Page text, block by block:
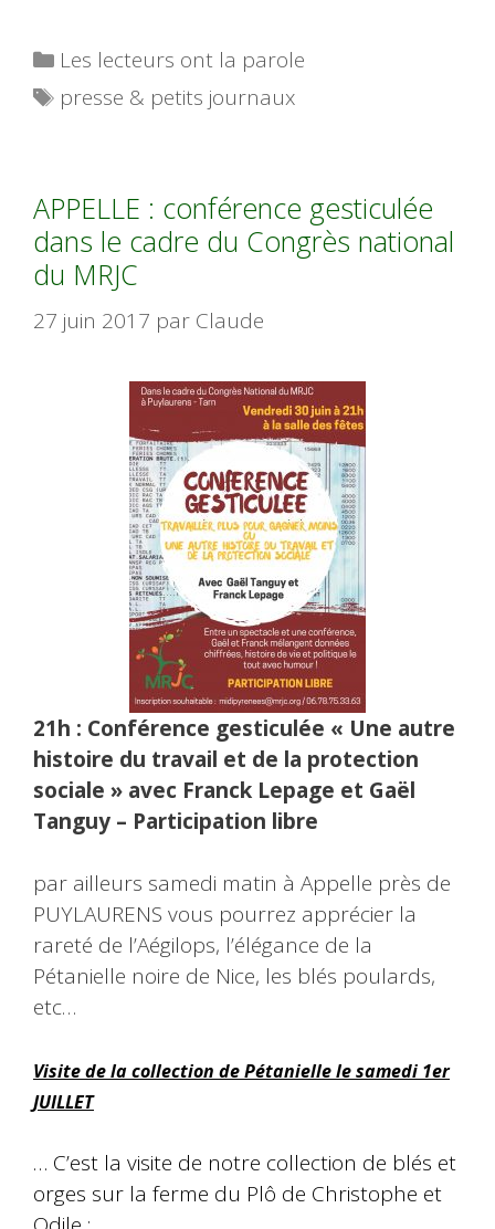
Catégories
Les lecteurs ont la parole
Étiquettes
presse & petits journaux
APPELLE : conférence gesticulée
dans le cadre du Congrès national
du MRJC
27 juin 2017 par Claude
21h : Conférence gesticulée « Une autre
histoire du travail et de la protection
sociale » avec Franck Lepage et Gaël
Tanguy – Participation libre
par ailleurs samedi matin à Appelle près de
PUYLAURENS vous pourrez apprécier la
rareté de l’Aégilops, l’élégance de la
Pétanielle noire de Nice, les blés poulards,
etc…
Visite de la collection de Pétanielle le samedi 1er
JUILLET
… C’est la visite de notre collection de blés et
orges sur la ferme du Plô de Christophe et